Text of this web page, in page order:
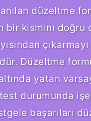
düzeltme
bir kısmını doğru
Düzeltme
yatan
durumunda işe
başarıları